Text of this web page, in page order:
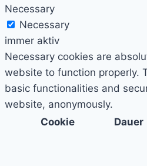
Necessary
Necessary
immer aktiv
Necessary cookies are
website to function properly.
basic functionalities and
website, anonymously.
Cookie
Dauer